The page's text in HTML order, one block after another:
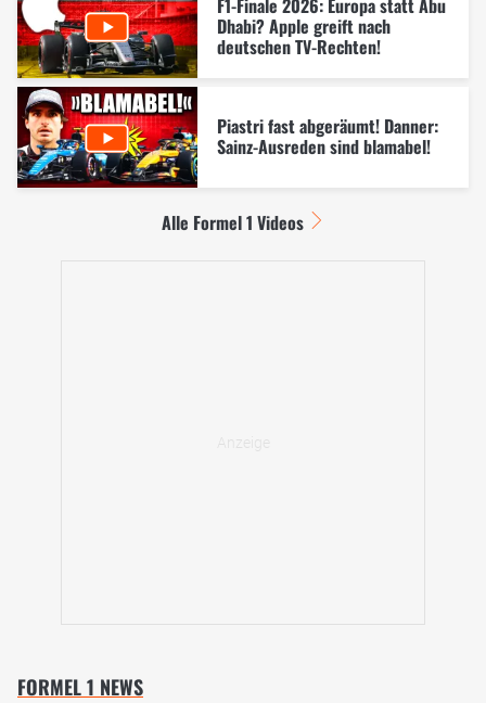
F1-Finale 2026: Europa statt Abu
Dhabi? Apple greift nach
deutschen TV-Rechten!
Piastri fast abgeräumt! Danner:
Sainz-Ausreden sind blamabel!
Alle Formel 1 Videos
FORMEL 1 NEWS